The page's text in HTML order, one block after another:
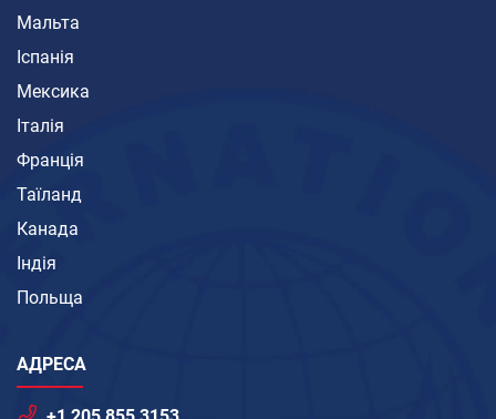
Мальта
Іспанія
Мексика
Італія
Франція
Таїланд
Канада
Індія
Польща
АДРЕСА